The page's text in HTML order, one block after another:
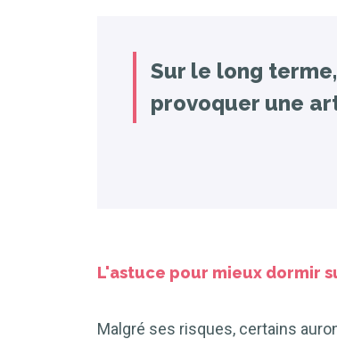
Sur le long
provoquer une
L'astuce pour mieux dormir
Malgré ses risques, certains